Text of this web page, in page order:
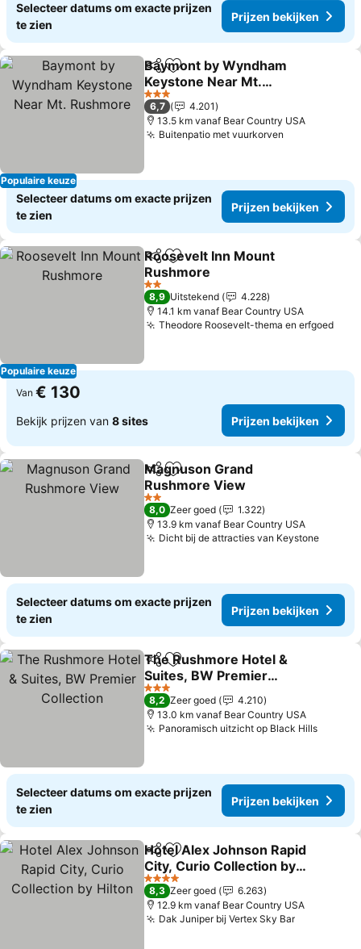
Selecteer datums om exacte prijzen
te zien
Prijzen bekijken
Populaire keuze
DelenToevoegen aan favorieten
Baymont by Wyndham
Keystone Near Mt.
Rushmore
3 Sterren
6,7
4.201
13.5 km vanaf Bear Country USA
Buitenpatio met vuurkorven
Selecteer datums om exacte prijzen
te zien
Prijzen bekijken
Populaire keuze
DelenToevoegen aan favorieten
Roosevelt Inn Mount
Rushmore
2 Sterren
8,9 Uitstekend
4.228
14.1 km vanaf Bear Country USA
Theodore Roosevelt-thema en erfgoed
Van € 130
Bekijk prijzen van 8 sites Prijzen bekijken
DelenToevoegen aan favorieten
Magnuson Grand
Rushmore View
2 Sterren
8,0 Zeer goed
1.322
13.9 km vanaf Bear Country USA
Dicht bij de attracties van Keystone
Selecteer datums om exacte prijzen
te zien
Prijzen bekijken
DelenToevoegen aan favorieten
The Rushmore Hotel &
Suites, BW Premier
Collection
3 Sterren
8,2 Zeer goed
4.210
13.0 km vanaf Bear Country USA
Panoramisch uitzicht op Black Hills
Selecteer datums om exacte prijzen
te zien
Prijzen bekijken
DelenToevoegen aan favorieten
Hotel Alex Johnson Rapid
City, Curio Collection by
Hilton
4 Sterren
8,3 Zeer goed
6.263
12.9 km vanaf Bear Country USA
Dak Juniper bij Vertex Sky Bar